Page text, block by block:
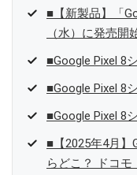
■【新製品】「
（水）に発売開
■Google Pixel 8
■Google Pixel 8
■Google Pixel 8
■【2025年4月】
らどこ？ ドコモ